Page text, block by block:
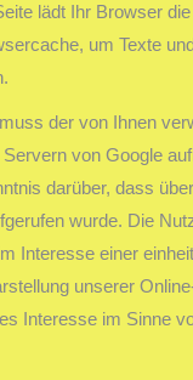
lädt Ihr Browser
um Texte
der von Ihnen
von Google
darüber, dass
wurde. Die
Interesse einer
unserer
Interesse im Sinne